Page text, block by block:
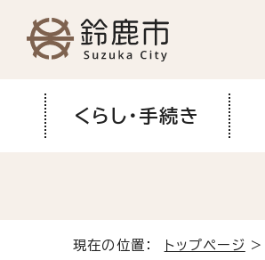
くらし・手続き
現在の位置： トップページ >